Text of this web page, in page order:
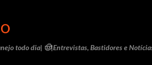
todo dia| 🤠|Entrevistas, Bastidores e